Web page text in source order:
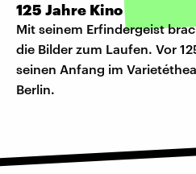
125 Jahre Kino
Mit seinem Erfindergeist
die Bilder zum Laufen. Vor
seinen Anfang im
Berlin.